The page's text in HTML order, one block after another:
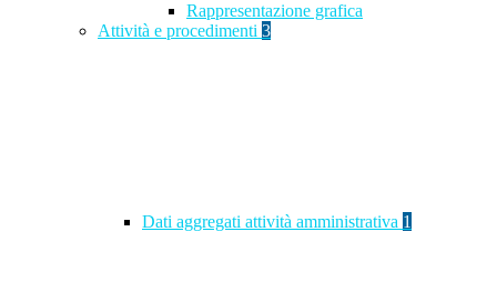
Rappresentazione grafica
Attività e procedimenti 3
Dati aggregati attività amministrativa 1